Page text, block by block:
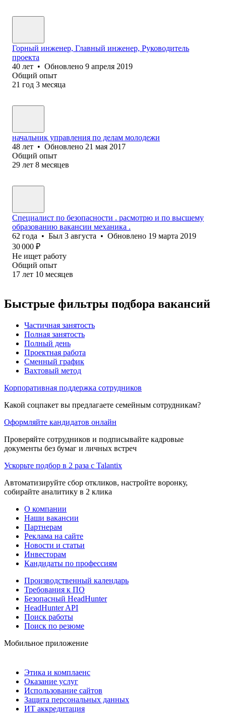
Горный инженер, Главный инженер, Руководитель
проекта
40 лет • Обновлено 9 апреля 2019
Общий опыт
21 год 3 месяца
начальник управления по делам молодежи
48 лет • Обновлено 21 мая 2017
Общий опыт
29 лет 8 месяцев
Специалист по безопасности . расмотрю и по высшему
образованию вакансии механика .
62 года • Был 3 августа • Обновлено 19 марта 2019
30 000 ₽
Не ищет работу
Общий опыт
17 лет 10 месяцев
Быстрые фильтры подбора вакансий
Частичная занятость
Полная занятость
Полный день
Проектная работа
Сменный график
Вахтовый метод
Корпоративная поддержка сотрудников
Какой соцпакет вы предлагаете семейным сотрудникам?
Оформляйте кандидатов онлайн
Проверяйте сотрудников и подписывайте кадровые
документы без бумаг и личных встреч
Ускорьте подбор в 2 раза с Talantix
Автоматизируйте сбор откликов, настройте воронку,
собирайте аналитику в 2 клика
О компании
Наши вакансии
Партнерам
Реклама на сайте
Новости и статьи
Инвесторам
Кандидаты по профессиям
Производственный календарь
Требования к ПО
Безопасный HeadHunter
HeadHunter API
Поиск работы
Поиск по резюме
Мобильное приложение
Этика и комплаенс
Оказание услуг
Использование сайтов
Защита персональных данных
ИТ аккредитация